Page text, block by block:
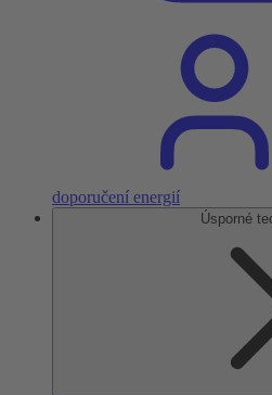
doporučení energií
Úsporné